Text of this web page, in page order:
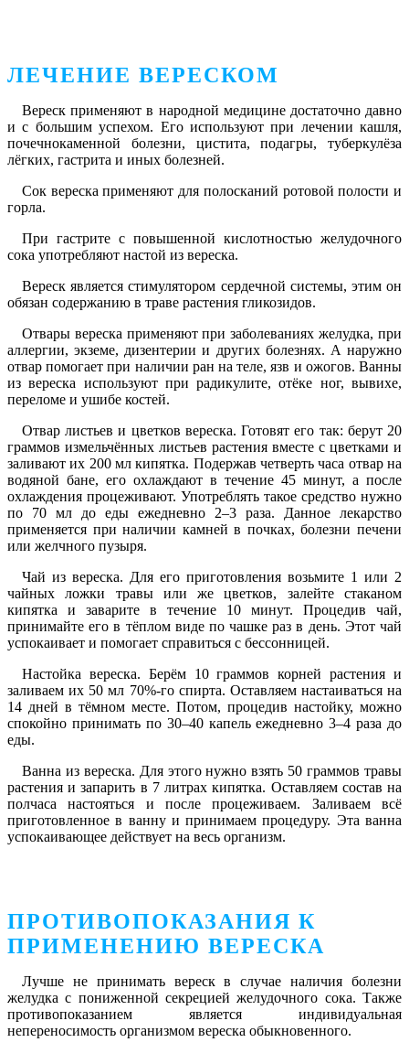
ЛЕЧЕНИЕ ВЕРЕСКОМ
Вереск применяют в народной медицине достаточно давно
и с большим успехом. Его используют при лечении кашля,
почечнокаменной болезни, цистита, подагры, туберкулёза
лёгких, гастрита и иных болезней.
Сок вереска применяют для полосканий ротовой полости и
горла.
При гастрите с повышенной кислотностью желудочного
сока употребляют настой из вереска.
Вереск является стимулятором сердечной системы, этим он
обязан содержанию в траве растения гликозидов.
Отвары вереска применяют при заболеваниях желудка, при
аллергии, экземе, дизентерии и других болезнях. А наружно
отвар помогает при наличии ран на теле, язв и ожогов. Ванны
из вереска используют при радикулите, отёке ног, вывихе,
переломе и ушибе костей.
Отвар листьев и цветков вереска. Готовят его так: берут 20
граммов измельчённых листьев растения вместе с цветками и
заливают их 200 мл кипятка. Подержав четверть часа отвар на
водяной бане, его охлаждают в течение 45 минут, а после
охлаждения процеживают. Употреблять такое средство нужно
по 70 мл до еды ежедневно 2–3 раза. Данное лекарство
применяется при наличии камней в почках, болезни печени
или желчного пузыря.
Чай из вереска. Для его приготовления возьмите 1 или 2
чайных ложки травы или же цветков, залейте стаканом
кипятка и заварите в течение 10 минут. Процедив чай,
принимайте его в тёплом виде по чашке раз в день. Этот чай
успокаивает и помогает справиться с бессонницей.
Настойка вереска. Берём 10 граммов корней растения и
заливаем их 50 мл 70%-го спирта. Оставляем настаиваться на
14 дней в тёмном месте. Потом, процедив настойку, можно
спокойно принимать по 30–40 капель ежедневно 3–4 раза до
еды.
Ванна из вереска. Для этого нужно взять 50 граммов травы
растения и запарить в 7 литрах кипятка. Оставляем состав на
полчаса настояться и после процеживаем. Заливаем всё
приготовленное в ванну и принимаем процедуру. Эта ванна
успокаивающее действует на весь организм.
ПРОТИВОПОКАЗАНИЯ К
ПРИМЕНЕНИЮ ВЕРЕСКА
Лучше не принимать вереск в случае наличия болезни
желудка с пониженной секрецией желудочного сока. Также
противопоказанием является индивидуальная
непереносимость организмом вереска обыкновенного.